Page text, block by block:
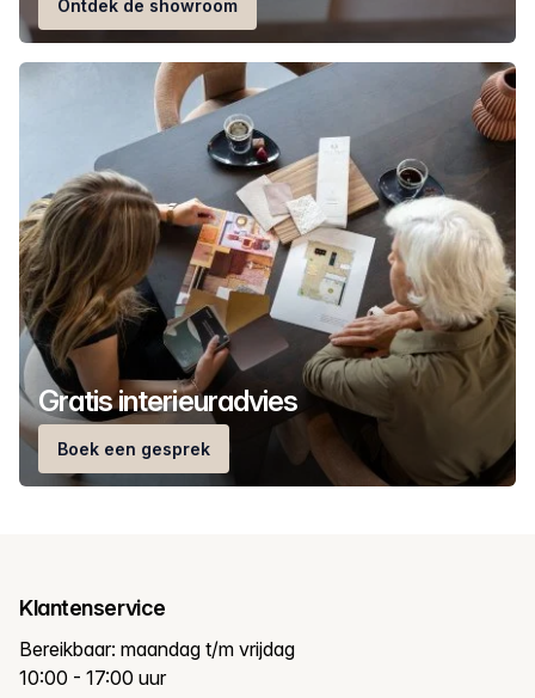
Ontdek de showroom
Gratis interieuradvies
Boek een gesprek
Klantenservice
Bereikbaar: maandag t/m vrijdag
10:00 - 17:00 uur